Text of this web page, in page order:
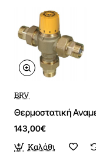
BRV
Θερμοστατική
143,00€
Καλάθι